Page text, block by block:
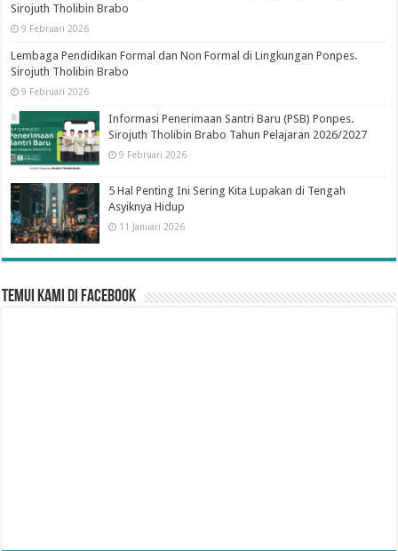
Sirojuth Tholibin Brabo
9 Februari 2026
Lembaga Pendidikan Formal dan Non Formal di Lingkungan Ponpes.
Sirojuth Tholibin Brabo
9 Februari 2026
Informasi Penerimaan Santri Baru (PSB) Ponpes.
Sirojuth Tholibin Brabo Tahun Pelajaran 2026/2027
9 Februari 2026
5 Hal Penting Ini Sering Kita Lupakan di Tengah
Asyiknya Hidup
11 Januari 2026
Temui Kami di Facebook